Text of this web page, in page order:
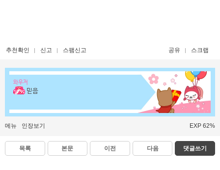
추천확인 신고 스팸신고 공유 스크랩
와우저
믿음
메뉴 인장보기 EXP 62%
목록 본문 이전 다음 댓글쓰기